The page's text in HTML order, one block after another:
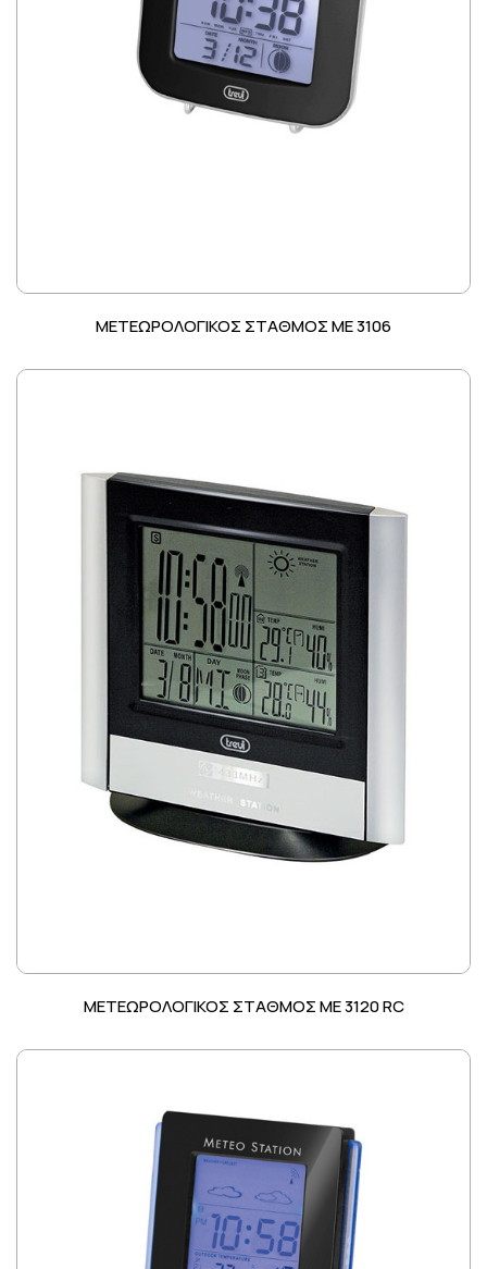
ΜΕΤΕΩΡΟΛΟΓΙΚΟΣ ΣΤΑΘΜΟΣ ME 3106
ΜΕΤΕΩΡΟΛΟΓΙΚΟΣ ΣΤΑΘΜΟΣ ME 3120 RC